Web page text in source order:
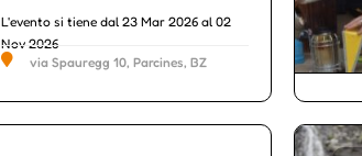
L'evento si tiene dal 23 Mar 2026 al 02
Nov 2026
via Spauregg 10, Parcines, BZ